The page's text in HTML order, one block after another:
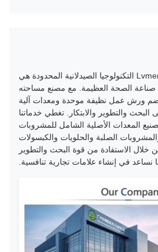
قوانغتشو Lvmengkang التكنولوجيا الصيدلانية المحدودة هي
الصحة العظيمة. مع مصنع مساحته
يضم ورش عمل نظيفة موحدة ومعدات آلية
البحث والتطوير والابتكار. تغطي خدماتنا
المعدات الأصلية الشامل للمشروبات
الصلبة والحلويات والكبسولات
خلال الاستفادة من قوة البحث والتطوير
نساعد في إنشاء علامات تجارية تنافسية.